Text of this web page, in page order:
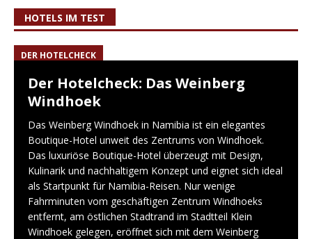
HOTELS IM TEST
DER HOTELCHECK
Der Hotelcheck: Das Weinberg
Windhoek
Das Weinberg Windhoek in Namibia ist ein elegantes
Boutique-Hotel unweit des Zentrums von Windhoek.
Das luxuriöse Boutique-Hotel überzeugt mit Design,
Kulinarik und nachhaltigem Konzept und eignet sich ideal
als Startpunkt für Namibia-Reisen. Nur wenige
Fahrminuten vom geschäftigen Zentrum Windhoeks
entfernt, am östlichen Stadtrand im Stadtteil Klein
Windhoek gelegen, eröffnet sich mit dem Weinberg